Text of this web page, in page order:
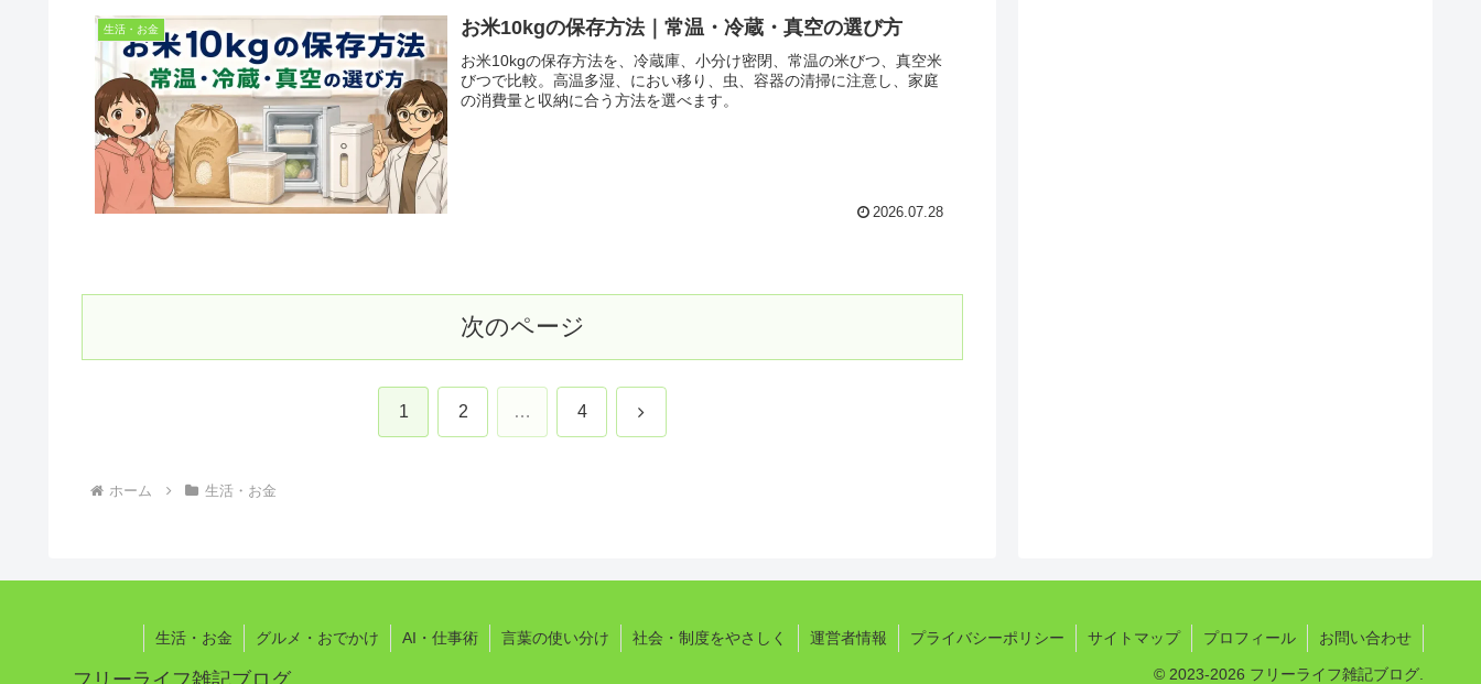
生活・お金 お米10kgの保存方法｜常温・冷蔵・真空の選び方
お米10kgの保存方法を、冷蔵庫、小分け密閉、常温の米びつ、真空米
びつで比較。高温多湿、におい移り、虫、容器の清掃に注意し、家庭
の消費量と収納に合う方法を選べます。
2026.07.28
次のページ
1 2 … 4 次
ホーム 生活・お金
フリーライフ雑記ブログ
生活・お金 グルメ・おでかけ AI・仕事術 言葉の使い分け 社会・制度をやさしく 運営者情報 プライバシーポリシー サイトマップ プロフィール お問い合わせ
© 2023-2026 フリーライフ雑記ブログ.